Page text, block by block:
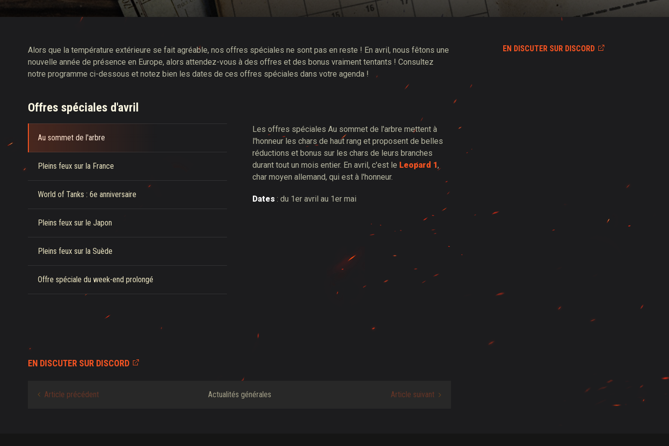
EN DISCUTER SUR DISCORD
Alors que la température extérieure se fait agréable, nos offres spéciales ne sont pas en reste ! En avril, nous fêtons une
nouvelle année de présence en Europe, alors attendez-vous à des offres et des bonus vraiment tentants ! Consultez
notre programme ci-dessous et notez bien les dates de ces offres spéciales dans votre agenda !
Offres spéciales d'avril
Au sommet de l'arbre
Pleins feux sur la France
World of Tanks : 6e anniversaire
Pleins feux sur le Japon
Pleins feux sur la Suède
Offre spéciale du week-end prolongé
Les offres spéciales Au sommet de l'arbre mettent à
l'honneur les chars de haut rang et proposent de belles
réductions et bonus sur les chars de leurs branches
durant tout un mois entier. En avril, c'est le Leopard 1,
char moyen allemand, qui est à l'honneur.
Dates: du 1er avril au 1er mai
EN DISCUTER SUR DISCORD
Article précédent Actualités générales Article suivant